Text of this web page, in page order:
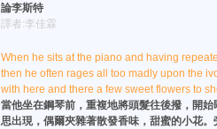
論李斯特
譯者:李佳霖
When he sits at the piano and having
then he often rages all too madly upon the
with here and there a few sweet flowers to
當他坐在鋼琴前，重複地將頭髮往後撥，開
思出現，偶爾夾雜著散發香味，甜蜜的小花